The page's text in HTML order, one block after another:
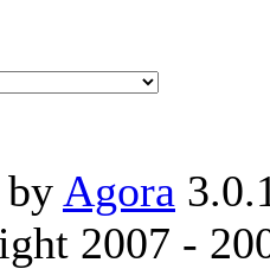
by Agora
2007 -